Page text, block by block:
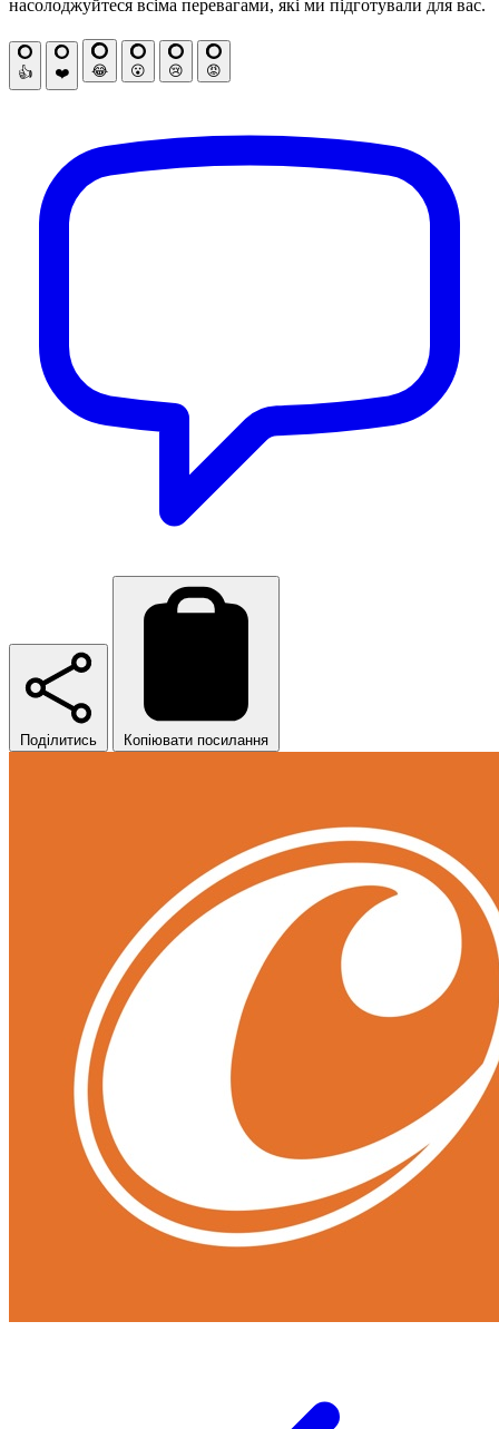
насолоджуйтеся всіма перевагами, які ми підготували для вас.
👍 ❤️ 😂 😮 😢 😡
Поділитись Копіювати посилання